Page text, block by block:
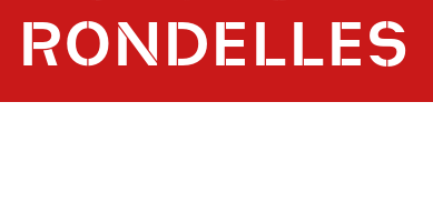
RONDELLES